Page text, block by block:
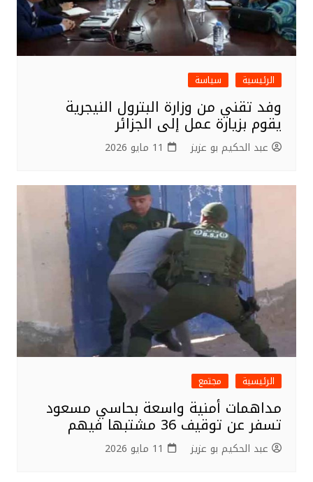
الرئيسية سياسة
وفد تقني من وزارة البترول النيجرية
يقوم بزيارة عمل إلى الجزائر
عبد الحكيم بو عزيز 11 مايو 2026
الرئيسية مجتمع
مداهمات أمنية واسعة بحاسي مسعود
تسفر عن توقيف 36 مشتبها فيهم
عبد الحكيم بو عزيز 11 مايو 2026